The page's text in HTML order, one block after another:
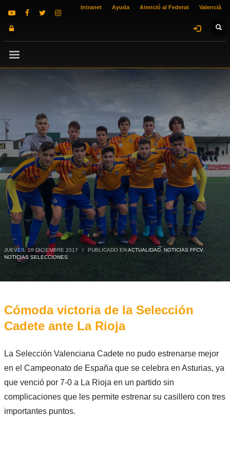
Intranet Ayuda Atenció al Federat Valencià
JUEVES, 28 DICIEMBRE 2017 / PUBLICADO ENACTUALIDAD, NOTICIAS FFCV,
NOTICIAS SELECCIONES
Cómoda victoria de la Selección
Cadete ante La Rioja
La Selección Valenciana Cadete no pudo estrenarse mejor
en el Campeonato de España que se celebra en Asturias, ya
que venció por 7-0 a La Rioja en un partido sin
complicaciones que les permite estrenar su casillero con tres
importantes puntos.